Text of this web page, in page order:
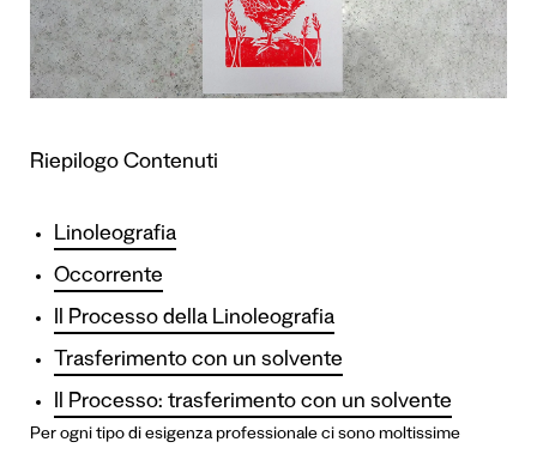
Riepilogo Contenuti
Linoleografia
Occorrente
Il Processo della Linoleografia
Trasferimento con un solvente
Il Processo: trasferimento con un solvente
Per ogni tipo di esigenza professionale ci sono moltissime